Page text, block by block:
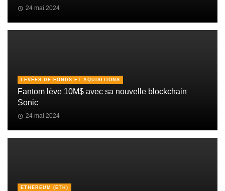
24 mai 2024
LEVÉES DE FONDS ET AQUISITIONS
Fantom lève 10M$ avec sa nouvelle blockchain
Sonic
24 mai 2024
ETHEREUM (ETH)